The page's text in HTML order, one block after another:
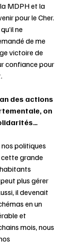
MDPH et la
pour le Cher.
ne
de me
victoire de
confiance pour
des actions
on
politiques
cette grande
plus gérer
il devenait
en un
et
mois, nous